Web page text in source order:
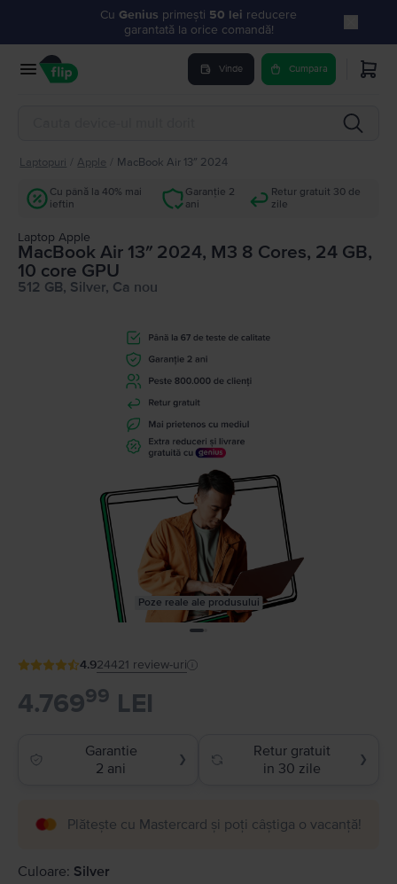
Cu Genius primești 50 lei reducere
garantată la orice comandă!
Vinde Cumpara
Laptopuri Apple MacBook Air 13″ 2024
Cu până la 40% mai
ieftin
Garanție 2
ani
Retur gratuit 30 de
zile
Laptop Apple
MacBook Air 13″ 2024, M3 8 Cores, 24 GB,
10 core GPU
512 GB, Silver, Ca nou
Poze reale ale produsului
4.924421 review-uri
4.76999 LEI
Garantie
2 ani
❯
Retur gratuit
in 30 zile
❯
Plătește cu Mastercard și poți câștiga o vacanță!
Culoare: Silver